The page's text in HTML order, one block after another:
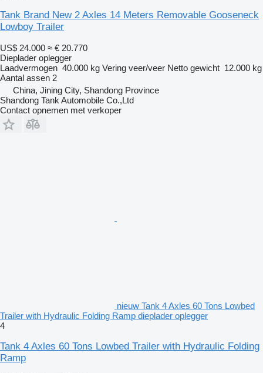
Tank Brand New 2 Axles 14 Meters Removable Gooseneck
Lowboy Trailer
US$ 24.000 ≈ € 20.770
Dieplader oplegger
Laadvermogen 40.000 kg Vering veer/veer Netto gewicht 12.000 kg
Aantal assen 2
China, Jining City, Shandong Province
Shandong Tank Automobile Co.,Ltd
Contact opnemen met verkoper
nieuw Tank 4 Axles 60 Tons Lowbed
Trailer with Hydraulic Folding Ramp dieplader oplegger
4
Tank 4 Axles 60 Tons Lowbed Trailer with Hydraulic Folding
Ramp